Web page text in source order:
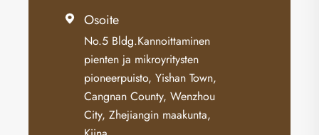
 Osoite
No.5 Bldg.Kannoittaminen
pienten ja mikroyritysten
pioneerpuisto, Yishan Town,
Cangnan County, Wenzhou
City, Zhejiangin maakunta,